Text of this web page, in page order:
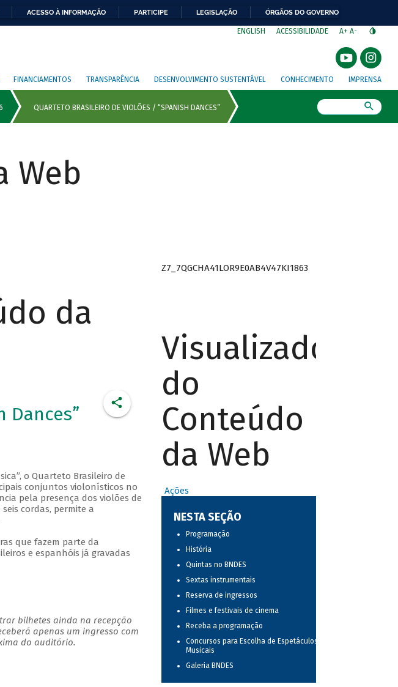
ACESSO À INFORMAÇÃO PARTICIPE LEGISLAÇÃO ÓRGÃOS DO GOVERNO
ENGLISH ACESSIBILIDADE A+ A-
FINANCIAMENTOS TRANSPARÊNCIA DESENVOLVIMENTO SUSTENTÁVEL CONHECIMENTO IMPRENSA
Web
da
o Quarteto Brasileiro de
conjuntos violonísticos no
pela presença dos violões de
cordas, permite a
que fazem parte da
e espanhóis já gravadas
bilhetes ainda na recepção
apenas um ingresso com
do auditório.
Z7_7QGCHA41LOR9E0AB4V47KI1863
Visualizador
do
Conteúdo
da Web
Ações
NESTA SEÇÃO
Programação
História
Quintas no BNDES
Sextas instrumentais
Reserva de ingressos
Filmes e festivais de cinema
Receba a programação
Concursos para Escolha de Espetáculos
Musicais
Galeria BNDES